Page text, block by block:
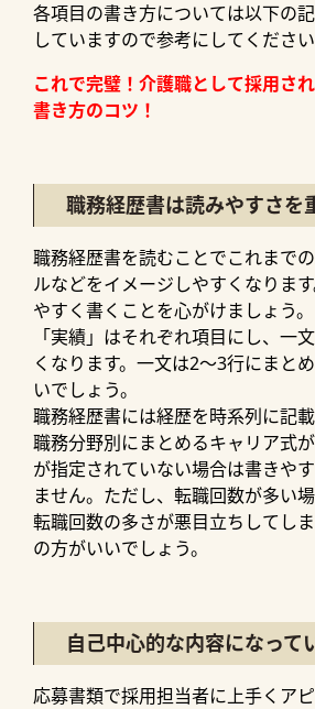
各項目の書き方については以下の
していますので参考にしてください
これで完璧！介護職として採用さ
書き方のコツ！
職務経歴書は読みやすさを
職務経歴書を読むことでこれまで
ルなどをイメージしやすくなりま
やすく書くことを心がけましょう
「実績」はそれぞれ項目にし、一
くなります。一文は2～3行にまと
いでしょう。
職務経歴書には経歴を時系列に記載
職務分野別にまとめるキャリア式
が指定されていない場合は書きや
ません。ただし、転職回数が多い
転職回数の多さが悪目立ちしてし
の方がいいでしょう。
自己中心的な内容になって
応募書類で採用担当者に上手くア